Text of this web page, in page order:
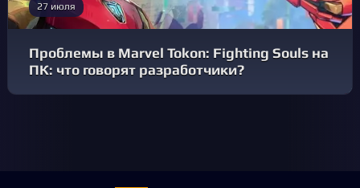
27 июля
Проблемы в Marvel Tokon: Fighting Souls на
ПК: что говорят разработчики?